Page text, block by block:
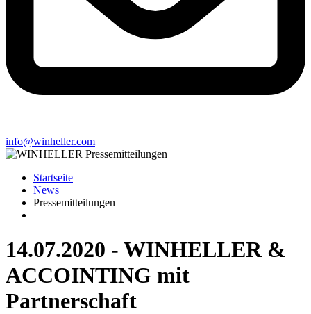
info@winheller.com
Startseite
News
Pressemitteilungen
14.07.2020 - WINHELLER &
ACCOINTING mit
Partnerschaft